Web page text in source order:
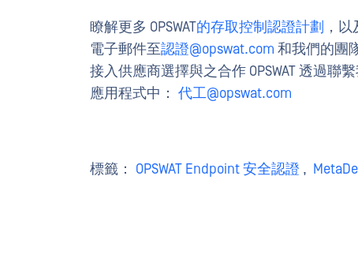
瞭解更多 OPSWAT的存取控制認證計劃 ，以
電子郵件至認證@opswat.com 和我們的團
接入供應商選擇與之合作 OPSWAT 透過聯
應用程式中： 代工@opswat.com
標籤： OPSWAT Endpoint 安全認證 ,